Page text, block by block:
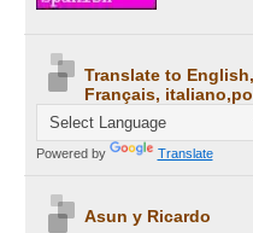
Translate to
Français,
Powered by Translate
Asun y Ricardo